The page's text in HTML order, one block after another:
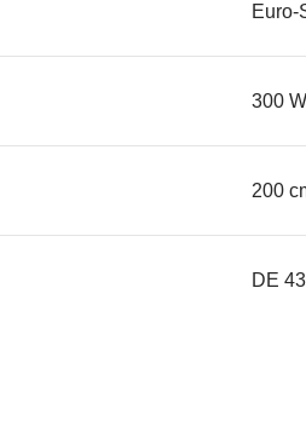
Euro-
300
200
DE